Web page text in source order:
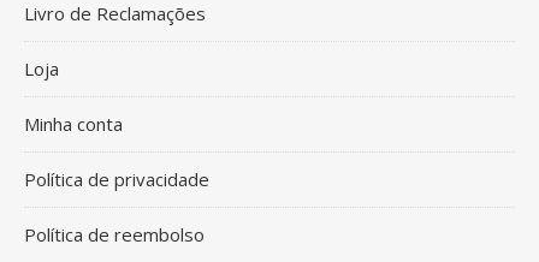
Livro de Reclamações
Loja
Minha conta
Política de privacidade
Política de reembolso